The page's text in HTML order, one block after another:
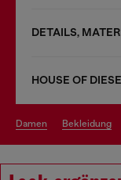
DETAILS,
HOUSE OF
damen bekleidung